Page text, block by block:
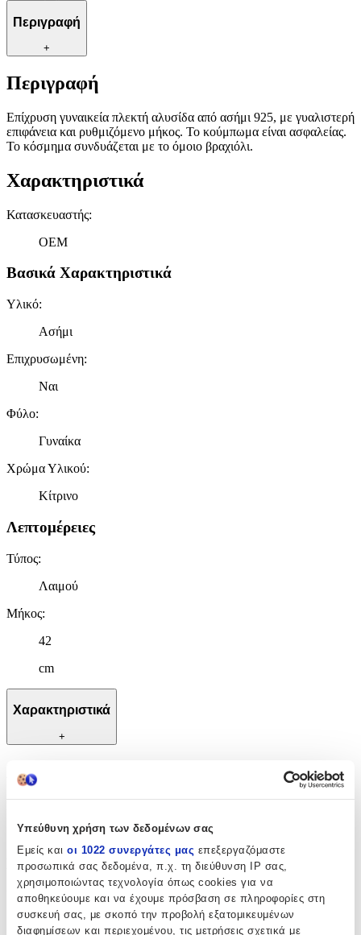
Υπεύθυνη χρήση των δεδομένων σας
Εμείς και οι 1022 συνεργάτες μας επεξεργαζόμαστε
προσωπικά σας δεδομένα, π.χ. τη διεύθυνση IP σας,
χρησιμοποιώντας τεχνολογία όπως cookies για να
αποθηκεύουμε και να έχουμε πρόσβαση σε πληροφορίες στη
συσκευή σας, με σκοπό την προβολή εξατομικευμένων
διαφημίσεων και περιεχομένου, τις μετρήσεις σχετικά με
Περιγραφή
+
Περιγραφή
Επίχρυση γυναικεία πλεκτή αλυσίδα από ασήμι 925, με γυαλιστερή
επιφάνεια και ρυθμιζόμενο μήκος. Το κούμπωμα είναι ασφαλείας.
Το κόσμημα συνδυάζεται με το όμοιο βραχιόλι.
Χαρακτηριστικά
Κατασκευαστής:
OEM
Βασικά Χαρακτηριστικά
Υλικό:
Ασήμι
Επιχρυσωμένη:
Ναι
Φύλο:
Γυναίκα
Χρώμα Υλικού:
Κίτρινο
Λεπτομέρειες
Τύπος:
Λαιμού
Μήκος:
42
cm
Χαρακτηριστικά
+
Χαρακτηριστικά
OEM
Βασικά Χαρακτηριστικά
Υλικό:
Ασήμι